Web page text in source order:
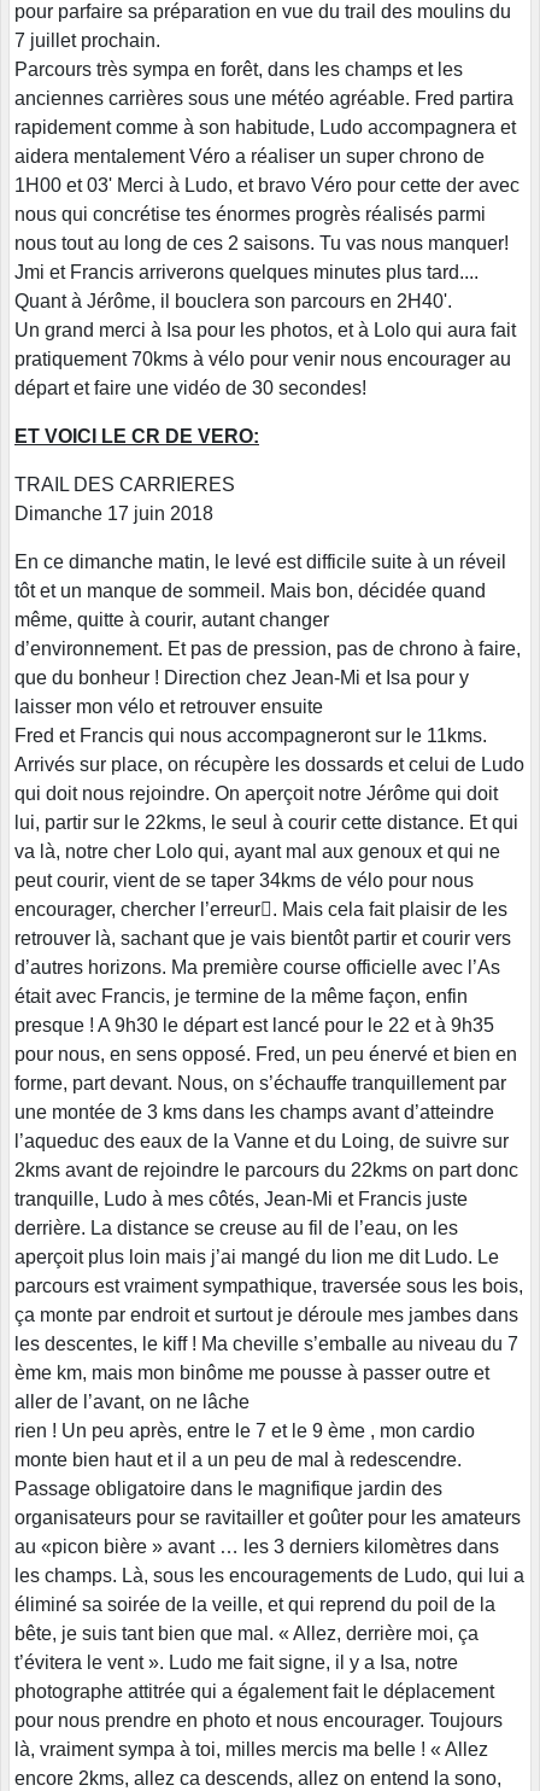
pour parfaire sa préparation en vue du trail des moulins du
7 juillet prochain.
Parcours très sympa en forêt, dans les champs et les
anciennes carrières sous une météo agréable. Fred partira
rapidement comme à son habitude, Ludo accompagnera et
aidera mentalement Véro a réaliser un super chrono de
1H00 et 03' Merci à Ludo, et bravo Véro pour cette der avec
nous qui concrétise tes énormes progrès réalisés parmi
nous tout au long de ces 2 saisons. Tu vas nous manquer!
Jmi et Francis arriverons quelques minutes plus tard....
Quant à Jérôme, il bouclera son parcours en 2H40'.
Un grand merci à Isa pour les photos, et à Lolo qui aura fait
pratiquement 70kms à vélo pour venir nous encourager au
départ et faire une vidéo de 30 secondes!
ET VOICI LE CR DE VERO:
TRAIL DES CARRIERES
Dimanche 17 juin 2018
En ce dimanche matin, le levé est difficile suite à un réveil
tôt et un manque de sommeil. Mais bon, décidée quand
même, quitte à courir, autant changer
d’environnement. Et pas de pression, pas de chrono à faire,
que du bonheur ! Direction chez Jean-Mi et Isa pour y
laisser mon vélo et retrouver ensuite
Fred et Francis qui nous accompagneront sur le 11kms.
Arrivés sur place, on récupère les dossards et celui de Ludo
qui doit nous rejoindre. On aperçoit notre Jérôme qui doit
lui, partir sur le 22kms, le seul à courir cette distance. Et qui
va là, notre cher Lolo qui, ayant mal aux genoux et qui ne
peut courir, vient de se taper 34kms de vélo pour nous
encourager, chercher l’erreur. Mais cela fait plaisir de les
retrouver là, sachant que je vais bientôt partir et courir vers
d’autres horizons. Ma première course officielle avec l’As
était avec Francis, je termine de la même façon, enfin
presque ! A 9h30 le départ est lancé pour le 22 et à 9h35
pour nous, en sens opposé. Fred, un peu énervé et bien en
forme, part devant. Nous, on s’échauffe tranquillement par
une montée de 3 kms dans les champs avant d’atteindre
l’aqueduc des eaux de la Vanne et du Loing, de suivre sur
2kms avant de rejoindre le parcours du 22kms on part donc
tranquille, Ludo à mes côtés, Jean-Mi et Francis juste
derrière. La distance se creuse au fil de l’eau, on les
aperçoit plus loin mais j’ai mangé du lion me dit Ludo. Le
parcours est vraiment sympathique, traversée sous les bois,
ça monte par endroit et surtout je déroule mes jambes dans
les descentes, le kiff ! Ma cheville s’emballe au niveau du 7
ème km, mais mon binôme me pousse à passer outre et
aller de l’avant, on ne lâche
rien ! Un peu après, entre le 7 et le 9 ème , mon cardio
monte bien haut et il a un peu de mal à redescendre.
Passage obligatoire dans le magnifique jardin des
organisateurs pour se ravitailler et goûter pour les amateurs
au «picon bière » avant … les 3 derniers kilomètres dans
les champs. Là, sous les encouragements de Ludo, qui lui a
éliminé sa soirée de la veille, et qui reprend du poil de la
bête, je suis tant bien que mal. « Allez, derrière moi, ça
t’évitera le vent ». Ludo me fait signe, il y a Isa, notre
photographe attitrée qui a également fait le déplacement
pour nous prendre en photo et nous encourager. Toujours
là, vraiment sympa à toi, milles mercis ma belle ! « Allez
encore 2kms, allez ca descends, allez on entend la sono,